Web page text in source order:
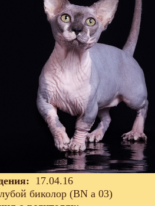
17.04.16
биколор (BN а 03)